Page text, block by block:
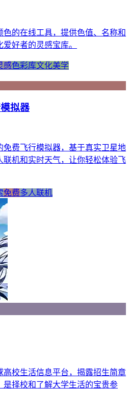
的在线工具，提供色值、名称和
好者的灵感宝库。
感色彩库文化美学
拟器
费飞行模拟器，基于真实卫星地
联机和实时天气，让你轻松体验飞
免费多人联机
校生活信息平台，揭露招生简章
是择校和了解大学生活的宝贵参